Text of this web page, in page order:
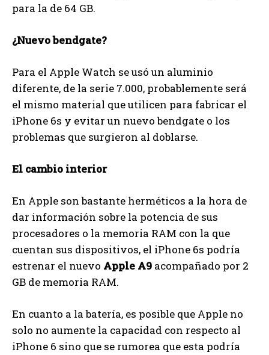
para la de 64 GB.
¿Nuevo bendgate?
Para el Apple Watch se usó un aluminio
diferente, de la serie 7.000, probablemente será
el mismo material que utilicen para fabricar el
iPhone 6s y evitar un nuevo bendgate o los
problemas que surgieron al doblarse.
El cambio interior
En Apple son bastante herméticos a la hora de
dar información sobre la potencia de sus
procesadores o la memoria RAM con la que
cuentan sus dispositivos, el iPhone 6s podría
estrenar el nuevo Apple A9 acompañado por 2
GB de memoria RAM.
En cuanto a la batería, es posible que Apple no
solo no aumente la capacidad con respecto al
iPhone 6 sino que se rumorea que esta podría